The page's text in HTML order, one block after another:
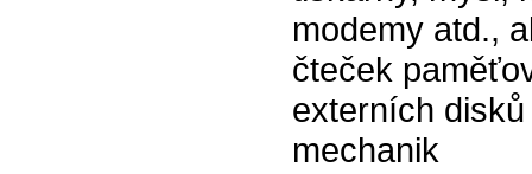
modemy atd.,
čteček
externích
mechanik